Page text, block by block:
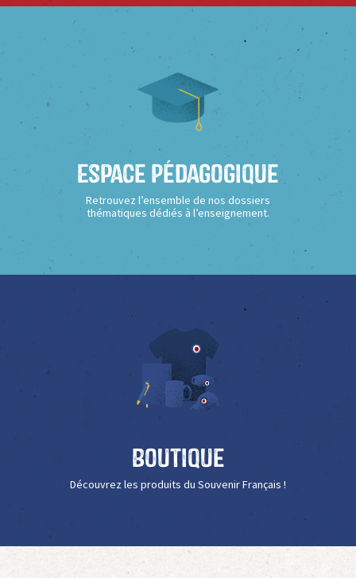
Espace Pédagogique
Retrouvez l’ensemble de nos dossiers
thématiques dédiés à l’enseignement.
Boutique
Découvrez les produits du Souvenir Français !